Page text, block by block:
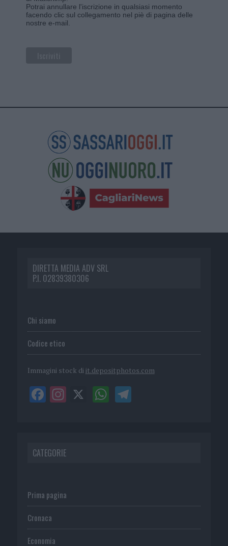
Potrai annullare l'iscrizione in qualsiasi momento
facendo clic sul collegamento nel piè di pagina delle
nostre e-mail.
DIRETTA MEDIA ADV SRL
P.I. 02839380306
Chi siamo
Codice etico
Immagini stock di it.depositphotos.com
CATEGORIE
Prima pagina
Cronaca
Economia